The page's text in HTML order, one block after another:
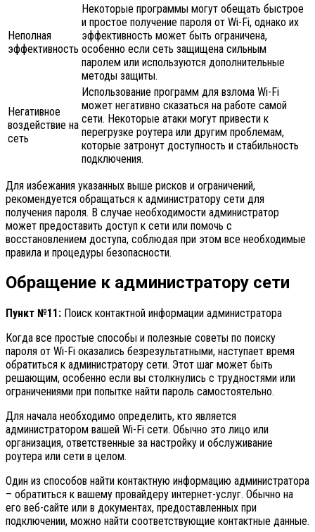
Неполная
эффективность
Некоторые программы могут обещать быстрое
и простое получение пароля от Wi-Fi, однако их
эффективность может быть ограничена,
особенно если сеть защищена сильным
паролем или используются дополнительные
методы защиты.
Негативное
воздействие на
сеть
Использование программ для взлома Wi-Fi
может негативно сказаться на работе самой
сети. Некоторые атаки могут привести к
перегрузке роутера или другим проблемам,
которые затронут доступность и стабильность
подключения.
Для избежания указанных выше рисков и ограничений,
рекомендуется обращаться к администратору сети для
получения пароля. В случае необходимости администратор
может предоставить доступ к сети или помочь с
восстановлением доступа, соблюдая при этом все необходимые
правила и процедуры безопасности.
Обращение к администратору сети
Пункт №11: Поиск контактной информации администратора
Когда все простые способы и полезные советы по поиску
пароля от Wi-Fi оказались безрезультатными, наступает время
обратиться к администратору сети. Этот шаг может быть
решающим, особенно если вы столкнулись с трудностями или
ограничениями при попытке найти пароль самостоятельно.
Для начала необходимо определить, кто является
администратором вашей Wi-Fi сети. Обычно это лицо или
организация, ответственные за настройку и обслуживание
роутера или сети в целом.
Один из способов найти контактную информацию администратора
– обратиться к вашему провайдеру интернет-услуг. Обычно на
его веб-сайте или в документах, предоставленных при
подключении, можно найти соответствующие контактные данные.